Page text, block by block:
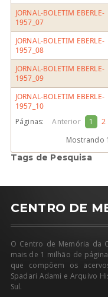
JORNAL-BOLETIM EBERLE-
1957_07
JORNAL-BOLETIM EBERLE-
1957_08
JORNAL-BOLETIM EBERLE-
1957_09
JORNAL-BOLETIM EBERLE-
1957_10
Páginas:
Anterior 1 2
Mostrando
Tags de Pesquisa
CENTRO DE
O Centro de Memória da
mais de 1 milhão de
que compõem os
Spadari Adami e Arquivo
Sul.